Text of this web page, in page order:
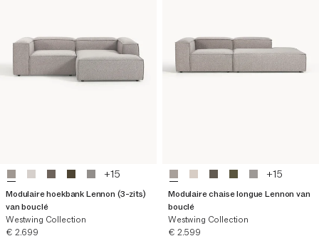
+15
Modulaire hoekbank Lennon (3-zits)
van bouclé
Westwing Collection
Huidige prijs
€ 2.699
+15
Modulaire chaise longue Lennon van
bouclé
Westwing Collection
Huidige prijs
€ 2.599